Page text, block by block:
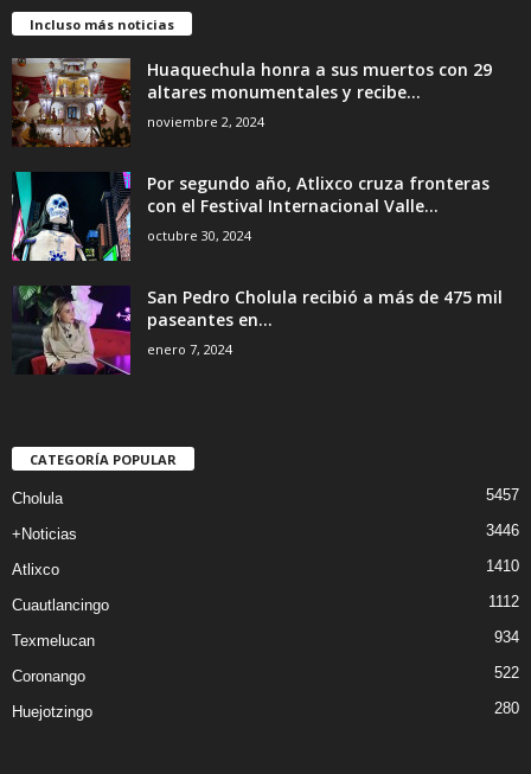
Incluso más noticias
Huaquechula honra a sus muertos con 29
altares monumentales y recibe...
noviembre 2, 2024
Por segundo año, Atlixco cruza fronteras
con el Festival Internacional Valle...
octubre 30, 2024
San Pedro Cholula recibió a más de 475 mil
paseantes en...
enero 7, 2024
CATEGORÍA POPULAR
Cholula 5457
+Noticias 3446
Atlixco 1410
Cuautlancingo 1112
Texmelucan 934
Coronango 522
Huejotzingo 280